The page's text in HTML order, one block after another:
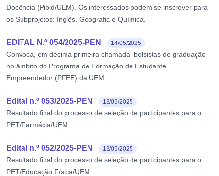
Docência (Pibid/UEM). Os interessados podem se inscrever para
os Subprojetos: Inglês, Geografia e Química.
EDITAL N.º 054/2025-PEN 14/05/2025
Convoca, em décima primeira chamada, bolsistas de graduação
no âmbito do Programa de Formação de Estudante
Empreendedor (PFEE) da UEM.
Edital n.º 053/2025-PEN 13/05/2025
Resultado final do processo de seleção de participantes para o
PET/Farmácia/UEM.
Edital n.º 052/2025-PEN 13/05/2025
Resultado final do processo de seleção de participantes para o
PET/Educação Física/UEM.